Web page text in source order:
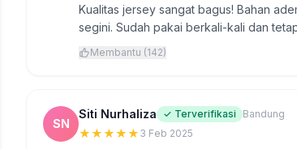
Kualitas jersey sangat bagus! Bahan
segini. Sudah pakai berkali-kali dan
Membantu (142)
SN
Siti Nurhaliza ✓ Terverifikasi Bandung
★★★★★ 3 Feb 2025